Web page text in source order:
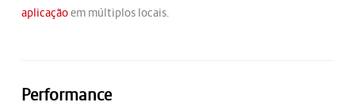
aplicaçãoem múltiplos locais.
Performance